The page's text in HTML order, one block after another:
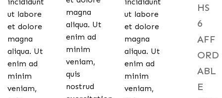
ut labore
et dolore
magna
aliqua. Ut
enim ad
minim
veniam,
magna
aliqua. Ut
enim ad
minim
veniam,
quis
nostrud
ut labore
et dolore
magna
aliqua. Ut
enim ad
minim
veniam,
HS
6
AFF
ORD
ABL
E